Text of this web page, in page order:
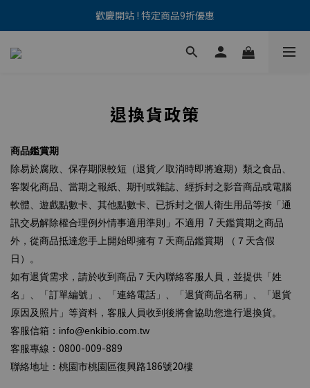
🌟加入新會員，即享$100 購物金      >>前往註冊
歡慶開站 ! 特定商品9折優惠
海外配送服務已開放｜香港地區可直接訂購 🚚      >>前往選購
退換貨政策
商品鑑賞期
除易於腐敗、保存期限較短（退貨／取消時即將逾期）類之食品、
客製化商品、當期之報紙、期刊或雜誌、經拆封之影音商品或電腦
軟體、遊戲點數卡、其他點數卡、已拆封之個人衛生用品等按「通
訊交易解除權合理例外情事適用準則」不適用 7 天鑑賞期之商品
外，從商品抵達您手上開始即擁有７天商品鑑賞期 （７天含假
日）。
如有退貨需求，請於收到商品７天內聯絡客服人員，並提供「姓
名」、「訂單編號」、「連絡電話」、「退貨商品名稱」、「退貨
原因及照片」等資料，客服人員收到後將會協助您進行退換貨。
客服信箱： info@enkibio.com.tw
客服專線： 0800-009-889
聯絡地址：桃園市桃園區復興路186號20樓